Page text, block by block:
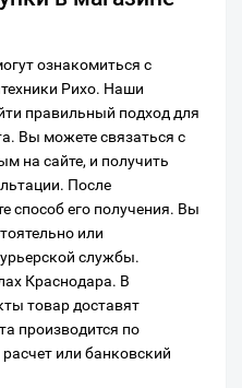
ознакомиться с
Рихо. Наши
правильный подход для
Вы можете связаться с
на сайте, и получить
После
способ его получения. Вы
или
службы.
Краснодара. В
товар доставят
производится по
или банковский